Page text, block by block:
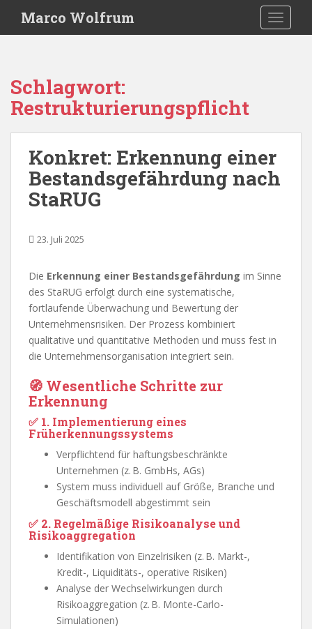
i
Marco Wolfrum
Schlagwort:
Restrukturierungspflicht
Konkret: Erkennung einer
Bestandsgefährdung nach
StaRUG
23. Juli 2025
Die Erkennung einer Bestandsgefährdung im Sinne
des StaRUG erfolgt durch eine systematische,
fortlaufende Überwachung und Bewertung der
Unternehmensrisiken. Der Prozess kombiniert
qualitative und quantitative Methoden und muss fest in
die Unternehmensorganisation integriert sein.
🧭 Wesentliche Schritte zur
Erkennung
✅ 1. Implementierung eines
Früherkennungssystems
Verpflichtend für haftungsbeschränkte
Unternehmen (z. B. GmbHs, AGs)
System muss individuell auf Größe, Branche und
Geschäftsmodell abgestimmt sein
✅ 2. Regelmäßige Risikoanalyse und
Risikoaggregation
Identifikation von Einzelrisiken (z. B. Markt-,
Kredit-, Liquiditäts-, operative Risiken)
Analyse der Wechselwirkungen durch
Risikoaggregation (z. B. Monte-Carlo-
Simulationen)